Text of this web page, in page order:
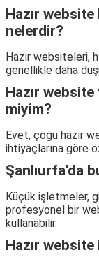
Hazır website
nelerdir?
Hazır websiteleri,
genellikle daha
Hazır
miyim?
Evet, çoğu hazır
ihtiyaçlarına göre
Şanlıurfa'da
Küçük işletmeler,
profesyonel bir
kullanabilir.
Hazır